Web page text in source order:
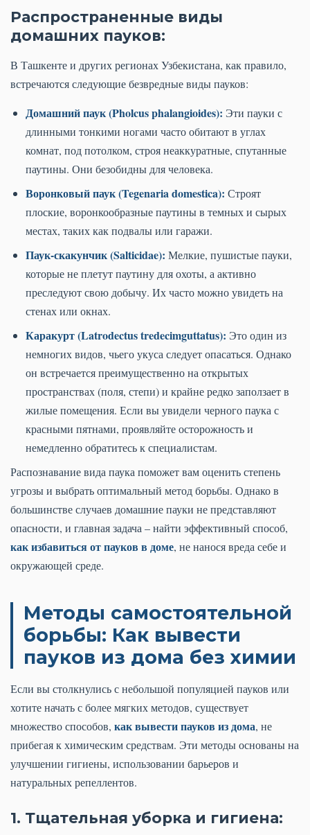
Распространенные виды
домашних пауков:
В Ташкенте и других регионах Узбекистана, как правило,
встречаются следующие безвредные виды пауков:
Домашний паук (Pholcus phalangioides): Эти пауки с
длинными тонкими ногами часто обитают в углах
комнат, под потолком, строя неаккуратные, спутанные
паутины. Они безобидны для человека.
Воронковый паук (Tegenaria domestica): Строят
плоские, воронкообразные паутины в темных и сырых
местах, таких как подвалы или гаражи.
Паук-скакунчик (Salticidae): Мелкие, пушистые пауки,
которые не плетут паутину для охоты, а активно
преследуют свою добычу. Их часто можно увидеть на
стенах или окнах.
Каракурт (Latrodectus tredecimguttatus): Это один из
немногих видов, чьего укуса следует опасаться. Однако
он встречается преимущественно на открытых
пространствах (поля, степи) и крайне редко заползает в
жилые помещения. Если вы увидели черного паука с
красными пятнами, проявляйте осторожность и
немедленно обратитесь к специалистам.
Распознавание вида паука поможет вам оценить степень
угрозы и выбрать оптимальный метод борьбы. Однако в
большинстве случаев домашние пауки не представляют
опасности, и главная задача – найти эффективный способ,
как избавиться от пауков в доме, не нанося вреда себе и
окружающей среде.
Методы самостоятельной
борьбы: Как вывести
пауков из дома без химии
Если вы столкнулись с небольшой популяцией пауков или
хотите начать с более мягких методов, существует
множество способов, как вывести пауков из дома, не
прибегая к химическим средствам. Эти методы основаны на
улучшении гигиены, использовании барьеров и
натуральных репеллентов.
1. Тщательная уборка и гигиена: